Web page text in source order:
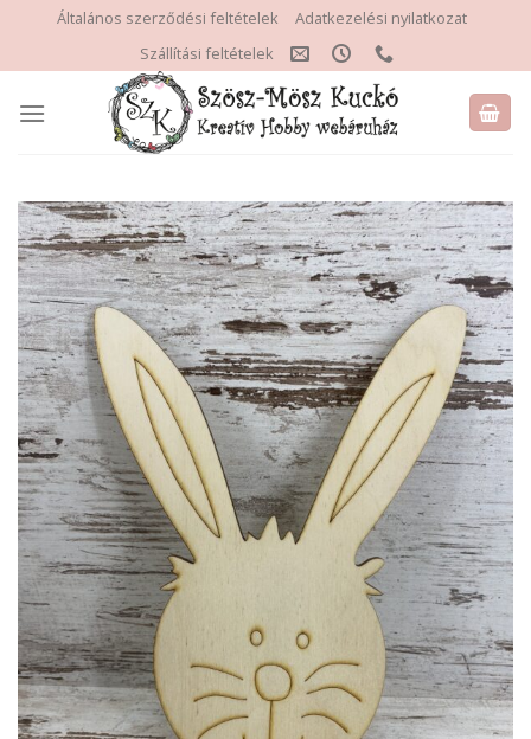
content
Általános szerződési feltételek
Adatkezelési nyilatkozat
Szállítási feltételek